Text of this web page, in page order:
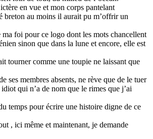
en vue et mon corps pantelant
breton au moins il aurait pu m’offrir un
ma foi pour ce logo dont les mots chancellent
sinon que dans la lune et encore, elle est
tourner comme une toupie ne laissant que
ses membres absents, ne rève que de le tuer
qui n’a de nom que le rimes que j’ai
temps pour écrire une histoire digne de ce
, ici même et maintenant, je demande